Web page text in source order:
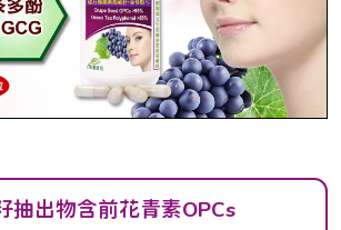
抽出物含前花青素OPCs